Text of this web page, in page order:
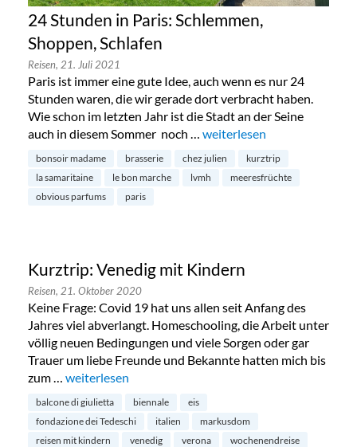
24 Stunden in Paris: Schlemmen,
Shoppen, Schlafen
Reisen, 21. Juli 2021
Paris ist immer eine gute Idee, auch wenn es nur 24
Stunden waren, die wir gerade dort verbracht haben.
Wie schon im letzten Jahr ist die Stadt an der Seine
auch in diesem Sommer noch … „24 Stunden in Paris:
weiterlesen
bonsoir madame brasserie chez julien
kurztrip
la samaritaine
le bon marche lvmh
meeresfrüchte
obvious parfums
paris
Kurztrip: Venedig mit Kindern
Reisen, 21. Oktober 2020
Keine Frage: Covid 19 hat uns allen seit Anfang des
Jahres viel abverlangt. Homeschooling, die Arbeit unter
völlig neuen Bedingungen und viele Sorgen oder gar
Trauer um liebe Freunde und Bekannte hatten mich bis
zum … „Kurztrip: Venedig mit Kindern“
weiterlesen
balcone di giulietta biennale
eis
fondazione dei Tedeschi
italien
markusdom
reisen mit kindern
venedig verona
wochenendreise